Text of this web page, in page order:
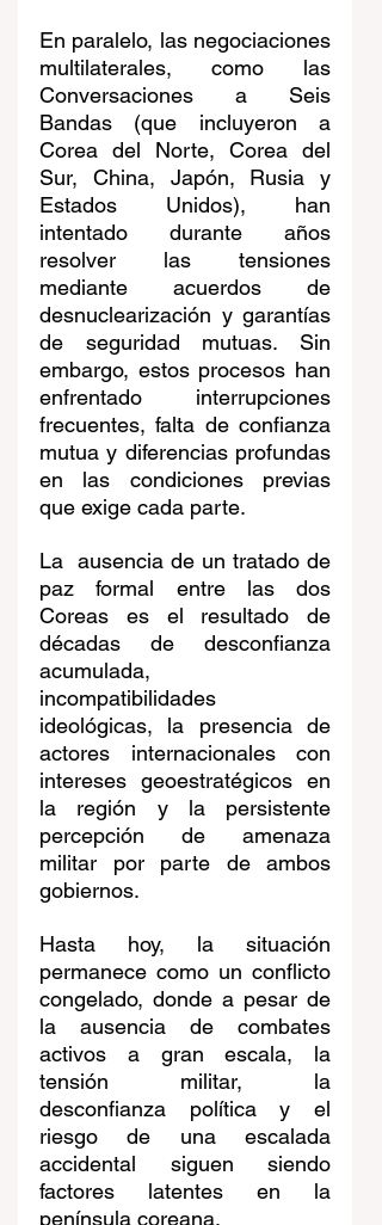
En paralelo, las negociaciones
multilaterales, como las
Conversaciones a Seis
Bandas (que incluyeron a
Corea del Norte, Corea del
Sur, China, Japón, Rusia y
Estados Unidos), han
intentado durante años
resolver las tensiones
mediante acuerdos de
desnuclearización y garantías
de seguridad mutuas. Sin
embargo, estos procesos han
enfrentado interrupciones
frecuentes, falta de confianza
mutua y diferencias profundas
en las condiciones previas
que exige cada parte.
La  ausencia de un tratado de
paz formal entre las dos
Coreas es el resultado de
décadas de desconfianza
acumulada,
incompatibilidades
ideológicas, la presencia de
actores internacionales con
intereses geoestratégicos en
la región y la persistente
percepción de amenaza
militar por parte de ambos
gobiernos.
Hasta hoy, la situación
permanece como un conflicto
congelado, donde a pesar de
la ausencia de combates
activos a gran escala, la
tensión militar, la
desconfianza política y el
riesgo de una escalada
accidental siguen siendo
factores latentes en la
península coreana.